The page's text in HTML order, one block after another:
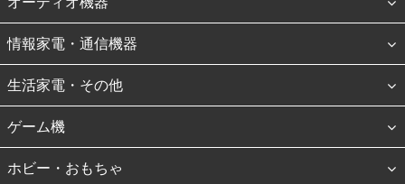
情報家電・通信機器
生活家電・その他
ゲーム機
ホビー・おもちゃ